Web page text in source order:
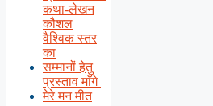
कथा-लेखन
कौशल
वैश्विक स्तर
का
सम्मानों हेतु
प्रस्ताव माँगे
मेरे मन मीत